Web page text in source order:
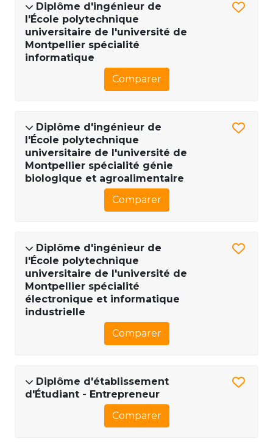
Diplôme d'ingénieur de
l'École polytechnique
universitaire de l'université de
Montpellier spécialité
informatique
Comparer
Diplôme d'ingénieur de
l'École polytechnique
universitaire de l'université de
Montpellier spécialité génie
biologique et agroalimentaire
Comparer
Diplôme d'ingénieur de
l'École polytechnique
universitaire de l'université de
Montpellier spécialité
électronique et informatique
industrielle
Comparer
Diplôme d'établissement
d'Étudiant - Entrepreneur
Comparer